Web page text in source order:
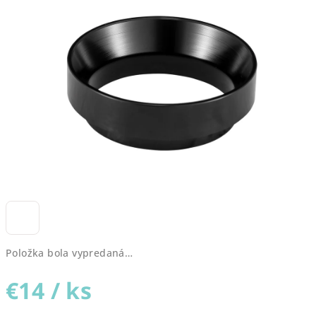
Položka bola vypredaná…
€14 / ks
hviezdičiek.